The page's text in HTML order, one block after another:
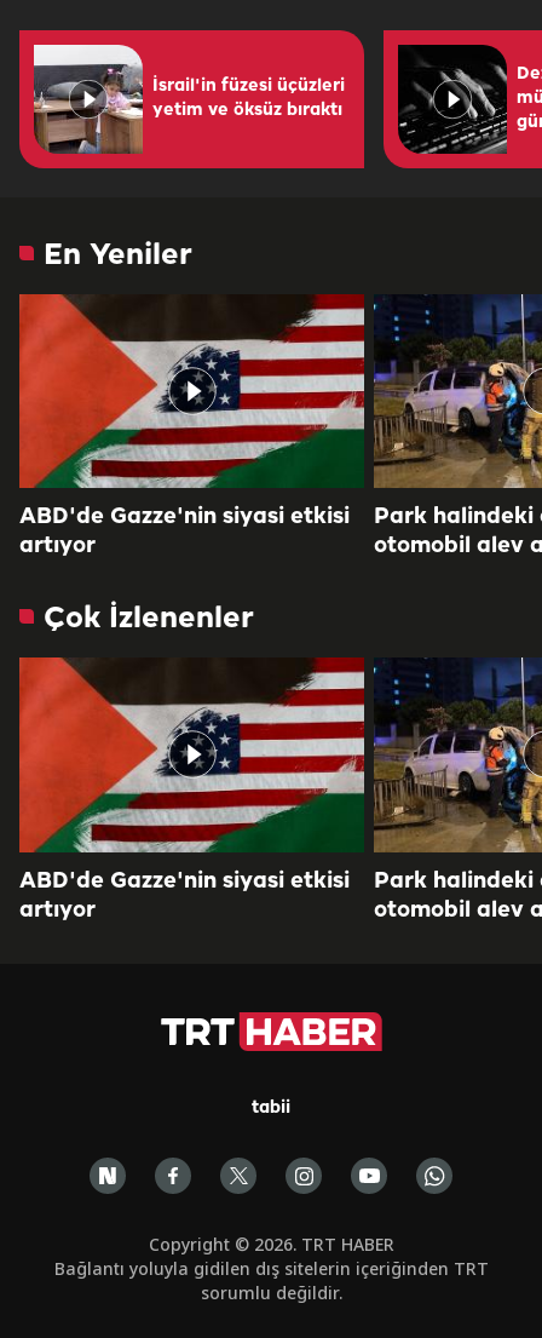
İsrail'in füzesi üçüzleri
yetim ve öksüz bıraktı
En Yeniler
ABD'de Gazze'nin siyasi etkisi
artıyor
Park halindeki
otomobil alev
Çok İzlenenler
ABD'de Gazze'nin siyasi etkisi
artıyor
Park halindeki
otomobil alev
tabii
Copyright © 2026. TRT HABER
Bağlantı yoluyla gidilen dış sitelerin içeriğinden TRT
sorumlu değildir.